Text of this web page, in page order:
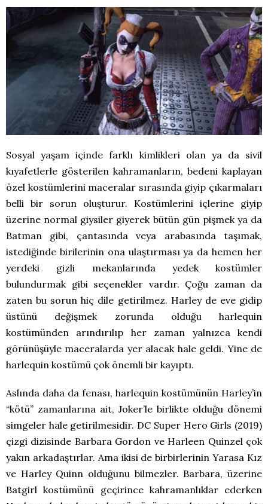
Sosyal yaşam içinde farklı kimlikleri olan ya da sivil
kıyafetlerle gösterilen kahramanların, bedeni kaplayan
özel kostümlerini maceralar sırasında giyip çıkarmaları
belli bir sorun oluşturur. Kostümlerini içlerine giyip
üzerine normal giysiler giyerek bütün gün pişmek ya da
Batman gibi, çantasında veya arabasında taşımak,
istediğinde birilerinin ona ulaştırması ya da hemen her
yerdeki gizli mekanlarında yedek kostümler
bulundurmak gibi seçenekler vardır. Çoğu zaman da
zaten bu sorun hiç dile getirilmez. Harley de eve gidip
üstünü değişmek zorunda olduğu harlequin
kostümünden arındırılıp her zaman yalnızca kendi
görünüşüyle maceralarda yer alacak hale geldi. Yine de
harlequin kostümü çok önemli bir kayıptı.
Aslında daha da fenası, harlequin kostümünün Harley’in
“kötü” zamanlarına ait, Joker’le birlikte olduğu dönemi
simgeler hale getirilmesidir. DC Super Hero Girls (2019)
çizgi dizisinde Barbara Gordon ve Harleen Quinzel çok
yakın arkadaştırlar. Ama ikisi de birbirlerinin Yarasa Kız
ve Harley Quinn olduğunu bilmezler. Barbara, üzerine
Batgirl kostümünü geçirince kahramanlıklar ederken